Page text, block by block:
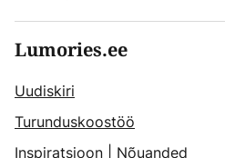
Lumories.ee
Uudiskiri
Turunduskoostöö
Inspiratsioon
Nõuanded